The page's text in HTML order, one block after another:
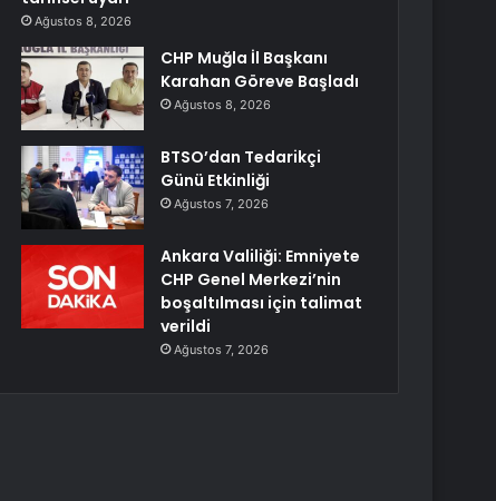
Ağustos 8, 2026
CHP Muğla İl Başkanı
Karahan Göreve Başladı
Ağustos 8, 2026
BTSO’dan Tedarikçi
Günü Etkinliği
Ağustos 7, 2026
Ankara Valiliği: Emniyete
CHP Genel Merkezi’nin
boşaltılması için talimat
verildi
Ağustos 7, 2026